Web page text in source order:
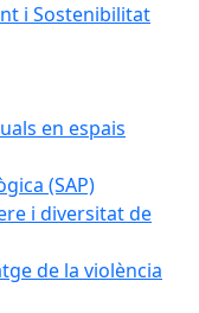
i Sostenibilitat
en espais
(SAP)
i diversitat de
de la violència